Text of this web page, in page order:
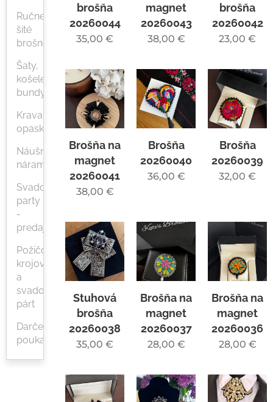
Ručne
šité
brošne
Šaty,
košele,
bundy
Kravaty,
opasky
Náušnice,
náramky
Svadobné
party
-
predaj
Požičovňa
krojov
a
svadobných
párt
Darčekové
poukazy
brošňa
20260044
35,00 €
magnet
20260043
38,00 €
brošňa
20260042
23,00 €
Brošňa na
magnet
20260041
38,00 €
Brošňa
20260040
36,00 €
Brošňa
20260039
32,00 €
Stuhová
brošňa
20260038
35,00 €
Brošňa na
magnet
20260037
28,00 €
Brošňa na
magnet
20260036
28,00 €